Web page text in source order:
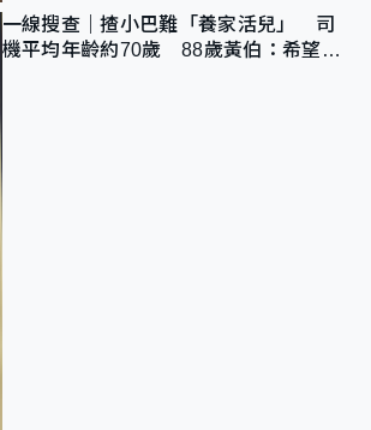
一線搜查｜揸小巴難「養家活兒」 司
機平均年齡約70歲 88歲黃伯：希望一